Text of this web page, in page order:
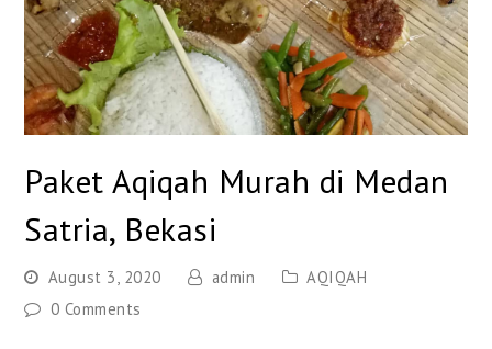
Paket Aqiqah Murah di Medan
Satria, Bekasi
August 3, 2020 admin
AQIQAH
0 Comments